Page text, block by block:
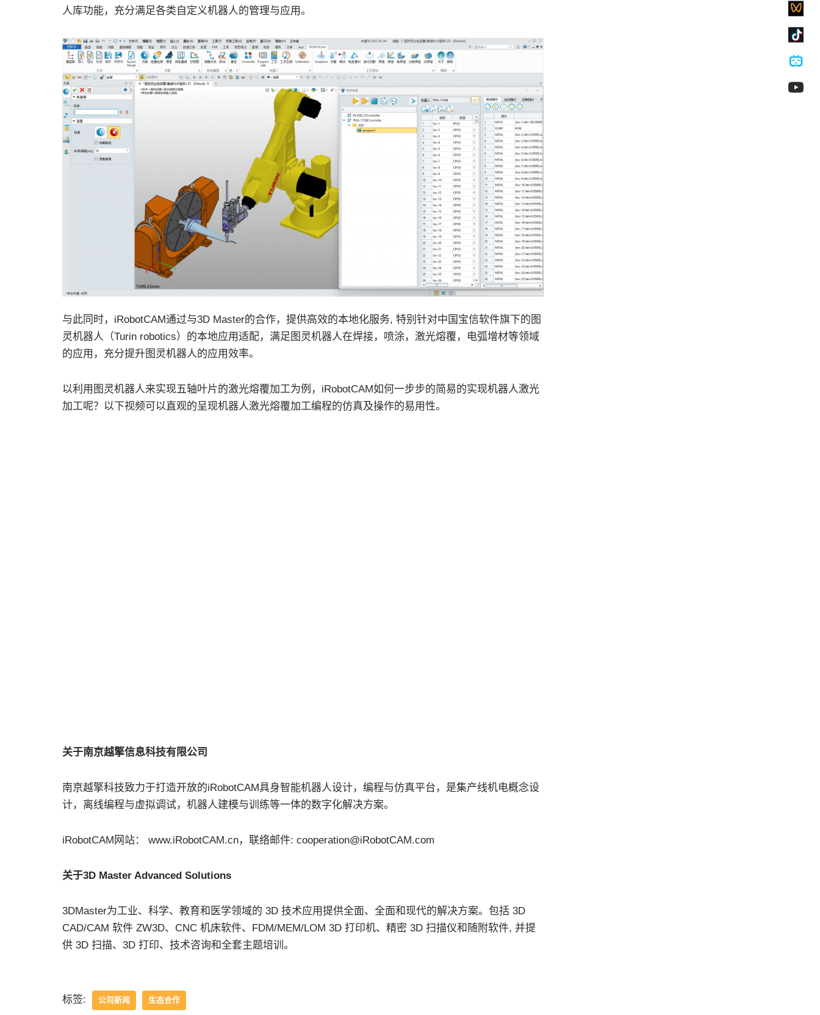
人库功能，充分满足各类自定义机器人的管理与应用。
与此同时，iRobotCAM通过与3D Master的合作，提供高效的本地化服务, 特别针对中国宝信软件旗下的图
灵机器人（Turin robotics）的本地应用适配，满足图灵机器人在焊接，喷涂，激光熔覆，电弧增材等领域
的应用，充分提升图灵机器人的应用效率。
以利用图灵机器人来实现五轴叶片的激光熔覆加工为例，iRobotCAM如何一步步的简易的实现机器人激光
加工呢？以下视频可以直观的呈现机器人激光熔覆加工编程的仿真及操作的易用性。
关于南京越擎信息科技有限公司
南京越擎科技致力于打造开放的iRobotCAM具身智能机器人设计，编程与仿真平台，是集产线机电概念设
计，离线编程与虚拟调试，机器人建模与训练等一体的数字化解决方案。
iRobotCAM网站： www.iRobotCAM.cn，联络邮件: cooperation@iRobotCAM.com
关于3D Master Advanced Solutions
3DMaster为工业、科学、教育和医学领域的 3D 技术应用提供全面、全面和现代的解决方案。包括 3D
CAD/CAM 软件 ZW3D、CNC 机床软件、FDM/MEM/LOM 3D 打印机、精密 3D 扫描仪和随附软件, 并提
供 3D 扫描、3D 打印、技术咨询和全套主题培训。
标签: 公司新闻 生态合作